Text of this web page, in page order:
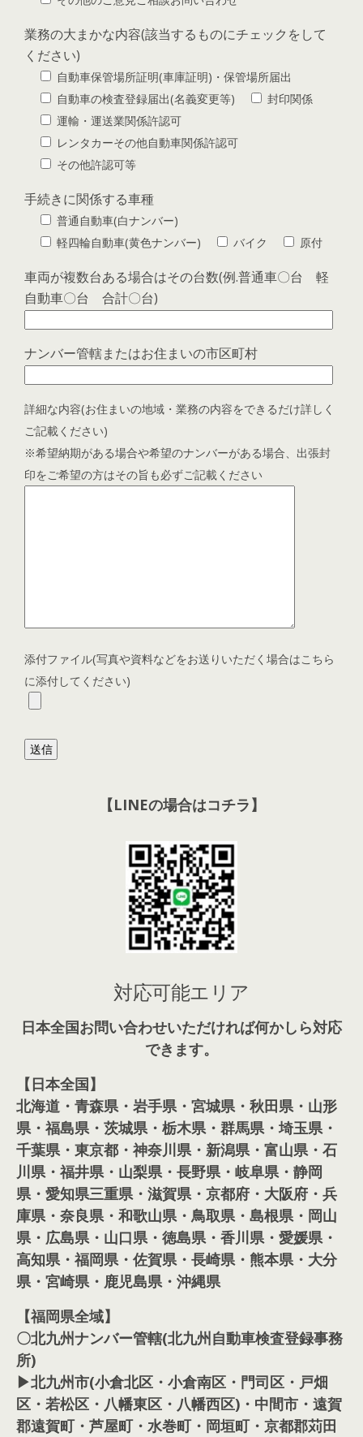
業務の大まかな内容(該当するものにチェックをして
ください)
自動車保管場所証明(車庫証明)・保管場所届出
自動車の検査登録届出(名義変更等)
封印関係
運輸・運送業関係許認可
レンタカーその他自動車関係許認可
その他許認可等
手続きに関係する車種
普通自動車(白ナンバー)
軽四輪自動車(黄色ナンバー)
バイク 原付
車両が複数台ある場合はその台数(例.普通車〇台 軽
自動車〇台 合計〇台)
ナンバー管轄またはお住まいの市区町村
詳細な内容(お住まいの地域・業務の内容をできるだけ詳しく
ご記載ください)
※希望納期がある場合や希望のナンバーがある場合、出張封
印をご希望の方はその旨も必ずご記載ください
添付ファイル(写真や資料などをお送りいただく場合はこちら
に添付してください)
【LINEの場合はコチラ】
対応可能エリア
日本全国お問い合わせいただければ何かしら対応
できます。
【日本全国】
北海道・青森県・岩手県・宮城県・秋田県・山形
県・福島県・茨城県・栃木県・群馬県・埼玉県・
千葉県・東京都・神奈川県・新潟県・富山県・石
川県・福井県・山梨県・長野県・岐阜県・静岡
県・愛知県三重県・滋賀県・京都府・大阪府・兵
庫県・奈良県・和歌山県・鳥取県・島根県・岡山
県・広島県・山口県・徳島県・香川県・愛媛県・
高知県・福岡県・佐賀県・長崎県・熊本県・大分
県・宮崎県・鹿児島県・沖縄県
【福岡県全域】
〇北九州ナンバー管轄(北九州自動車検査登録事務
所)
▶北九州市(小倉北区・小倉南区・門司区・戸畑
区・若松区・八幡東区・八幡西区)・中間市・遠賀
郡遠賀町・芦屋町・水巻町・岡垣町・京都郡苅田